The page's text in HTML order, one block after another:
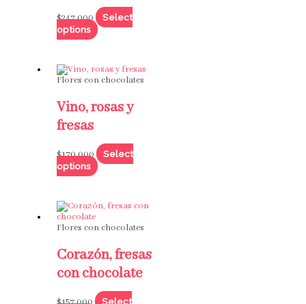
$247,000
Select
options
Flores con chocolates
Vino, rosas y
fresas
$170,000
Select
options
Flores con chocolates
Corazón, fresas
con chocolate
Select